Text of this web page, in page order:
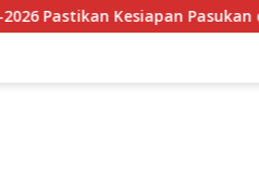
dan Dorong Perekonomian